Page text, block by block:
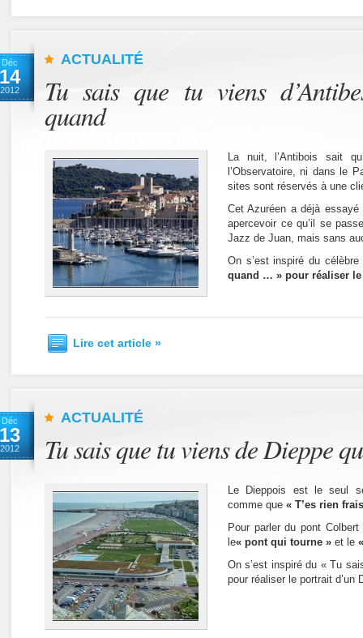
Déc
14
2012
ACTUALITÉ
Tu sais que tu viens
quand
La nuit, l’Antibois sait
l’Observatoire, ni dans le
sites sont réservés à une
Cet Azuréen a déjà
apercevoir ce qu’il se
Jazz de Juan, mais sans
On s’est inspiré du célèbre
quand … » pour réaliser
Lire cet article »
Déc
13
2012
ACTUALITÉ
Tu sais que tu viens de Dieppe
Le Dieppois est le seul
comme que « T’es rien
Pour parler du pont
le« pont qui tourne » et le
On s’est inspiré du « Tu
pour réaliser le portrait d’un